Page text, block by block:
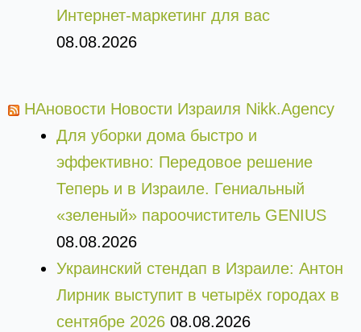
Интернет-маркетинг для вас
08.08.2026
НАновости Новости Израиля Nikk.Agency
Для уборки дома быстро и
эффективно: Передовое решение
Теперь и в Израиле. Гениальный
«зеленый» пароочиститель GENIUS
08.08.2026
Украинский стендап в Израиле: Антон
Лирник выступит в четырёх городах в
сентябре 2026 08.08.2026